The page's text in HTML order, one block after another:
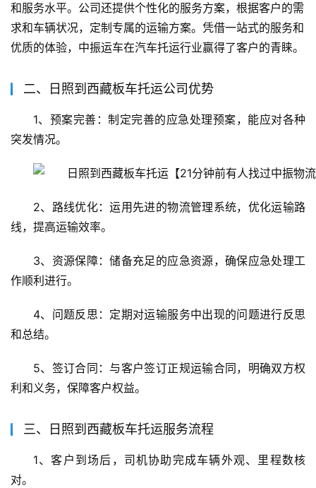
和服务水平。公司还提供个性化的服务方案，根据客户的需
求和车辆状况，定制专属的运输方案。凭借一站式的服务和
优质的体验，中振运车在汽车托运行业赢得了客户的青睐。
二、日照到西藏板车托运公司优势
1、预案完善：制定完善的应急处理预案，能应对各种
突发情况。
2、路线优化：运用先进的物流管理系统，优化运输路
线，提高运输效率。
3、资源保障：储备充足的应急资源，确保应急处理工
作顺利进行。
4、问题反思：定期对运输服务中出现的问题进行反思
和总结。
5、签订合同：与客户签订正规运输合同，明确双方权
利和义务，保障客户权益。
三、日照到西藏板车托运服务流程
1、客户到场后，司机协助完成车辆外观、里程数核
对。